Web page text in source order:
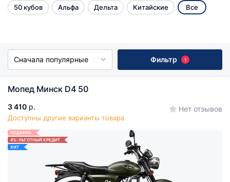
50 кубов Альфа Дельта Китайские Все
Сначала популярные Фильтр 1
Мопед Минск D4 50
3 410 р.
Доступны другие варианты товара
Нет отзывов
ПОДАРОК
4%: ЛЬГОТНЫЙ КРЕДИТ
ХИТ